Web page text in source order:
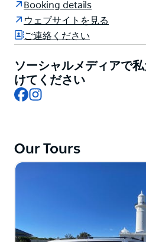
の秘密の場所を発見しましょ
い街について私たちが知って
すべてをあなたと共有したい
Booking details
ウェブサイトを見る
ご連絡ください
ソーシャルメディアで
けてください
Facebook
Our Tours